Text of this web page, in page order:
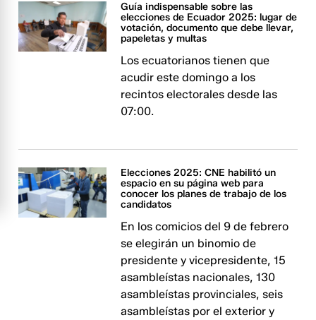
Guía indispensable sobre las
elecciones de Ecuador 2025: lugar de
votación, documento que debe llevar,
papeletas y multas
Los ecuatorianos tienen que
acudir este domingo a los
recintos electorales desde las
07:00.
Elecciones 2025: CNE habilitó un
espacio en su página web para
conocer los planes de trabajo de los
candidatos
En los comicios del 9 de febrero
se elegirán un binomio de
presidente y vicepresidente, 15
asambleístas nacionales, 130
asambleístas provinciales, seis
asambleístas por el exterior y